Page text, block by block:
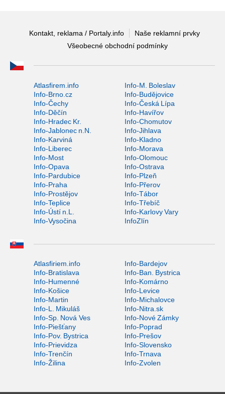
Kontakt, reklama / Portaly.info
Naše reklamní prvky
Všeobecné obchodní podmínky
Atlasfirem.info
Info-M. Boleslav
Info-Brno.cz
Info-Budějovice
Info-Čechy
Info-Česká Lípa
Info-Děčín
Info-Havířov
Info-Hradec Kr.
Info-Chomutov
Info-Jablonec n.N.
Info-Jihlava
Info-Karviná
Info-Kladno
Info-Liberec
Info-Morava
Info-Most
Info-Olomouc
Info-Opava
Info-Ostrava
Info-Pardubice
Info-Plzeň
Info-Praha
Info-Přerov
Info-Prostějov
Info-Tábor
Info-Teplice
Info-Třebíč
Info-Ústí n.L.
Info-Karlovy Vary
Info-Vysočina
InfoZlín
Atlasfiriem.info
Info-Bardejov
Info-Bratislava
Info-Ban. Bystrica
Info-Humenné
Info-Komárno
Info-Košice
Info-Levice
Info-Martin
Info-Michalovce
Info-L. Mikuláš
Info-Nitra.sk
Info-Sp. Nová Ves
Info-Nové Zámky
Info-Piešťany
Info-Poprad
Info-Pov. Bystrica
Info-Prešov
Info-Prievidza
Info-Slovensko
Info-Trenčín
Info-Trnava
Info-Žilina
Info-Zvolen